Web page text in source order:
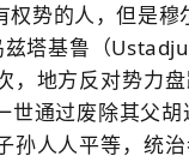
势的人，但是
塔基鲁（
，地方反对势力
世通过废除其父
孙人人平等，统